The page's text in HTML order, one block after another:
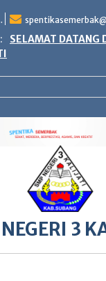
SELAMAT DATANG
3